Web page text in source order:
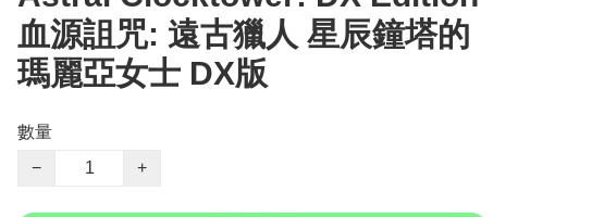
血源詛咒: 遠古獵人 星辰鐘塔的
瑪麗亞女士 DX版
數量
−
+